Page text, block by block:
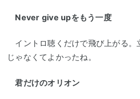
Never give upをもう一度
イントロ聴くだけで飛び上がる。
じゃなくてよかったね。
君だけのオリオン